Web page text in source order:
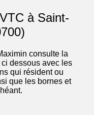
à Saint-
consulte la
ci dessous avec les
qui résident ou
que les bornes et